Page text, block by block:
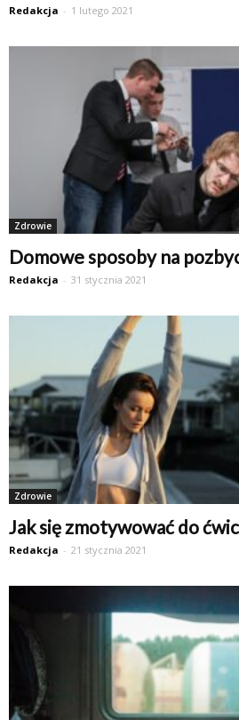
Redakcja - 1 lutego 2021
Zdrowie
Domowe sposoby na
Redakcja - 31 stycznia 2021
Zdrowie
Jak się zmotywować do
Redakcja - 21 stycznia 2021